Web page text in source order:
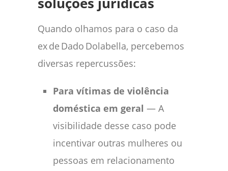
Quando olhamos para o caso da
ex de Dado Dolabella, percebemos
diversas repercussões:
Para vítimas de violência
doméstica em geral — A
visibilidade desse caso pode
incentivar outras mulheres ou
pessoas em relacionamento